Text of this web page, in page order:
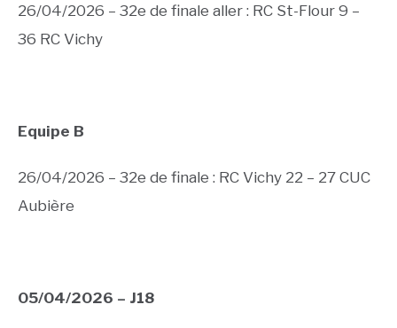
26/04/2026 – 32e de finale aller : RC St-Flour 9 –
36 RC Vichy
Equipe B
26/04/2026 – 32e de finale : RC Vichy 22 – 27 CUC
Aubière
05/04/2026 – J18